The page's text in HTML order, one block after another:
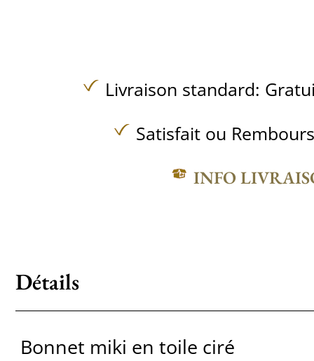
Livraison standard:
Satisfait ou
INFO
Détails
Bonnet miki en toile ciré